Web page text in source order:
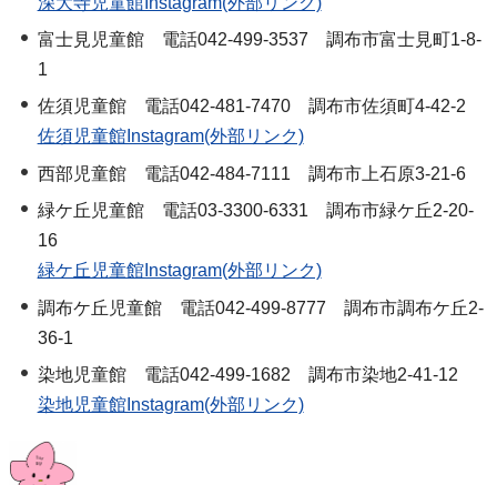
富士見児童館 電話042-499-3537 調布市富士見町1-8-
1
佐須児童館 電話042-481-7470 調布市佐須町4-42-2
佐須児童館Instagram(外部リンク)
西部児童館 電話042-484-7111 調布市上石原3-21-6
緑ケ丘児童館 電話03-3300-6331 調布市緑ケ丘2-20-
16
緑ケ丘児童館Instagram(外部リンク)
調布ケ丘児童館 電話042-499-8777 調布市調布ケ丘2-
36-1
染地児童館 電話042-499-1682 調布市染地2-41-12
染地児童館Instagram(外部リンク)